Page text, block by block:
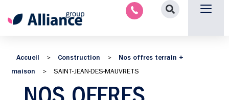
Accueil > Construction >
Nos offres terrain +
maison
> SAINT-JEAN-DES-MAUVRETS